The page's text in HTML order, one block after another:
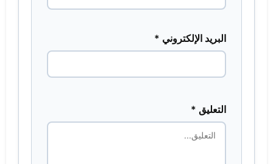
البريد الإلكتروني *
التعليق *